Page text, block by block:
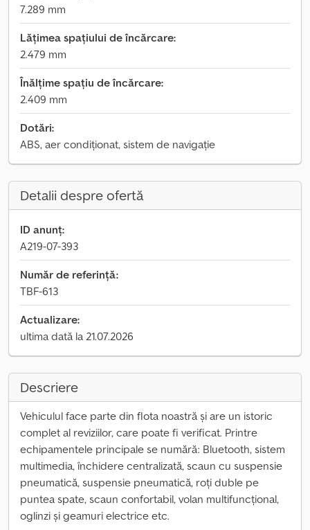
7.289 mm
Lățimea spațiului de încărcare:
2.479 mm
Înălțime spațiu de încărcare:
2.409 mm
Dotări:
ABS, aer condiționat, sistem de navigație
Detalii despre ofertă
ID anunț:
A219-07-393
Număr de referință:
TBF-613
Actualizare:
ultima dată la 21.07.2026
Descriere
Vehiculul face parte din flota noastră și are un istoric
complet al reviziilor, care poate fi verificat. Printre
echipamentele principale se numără: Bluetooth, sistem
multimedia, închidere centralizată, scaun cu suspensie
pneumatică, suspensie pneumatică, roți duble pe
puntea spate, scaun confortabil, volan multifuncțional,
oglinzi și geamuri electrice etc.